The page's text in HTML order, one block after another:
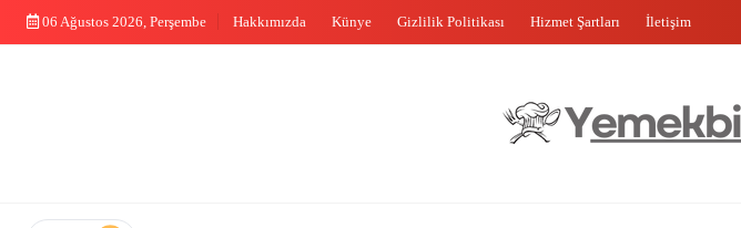
Skip
06 Ağustos 2026, Perşembe Hakkımızda Künye Gizlilik Politikası Hizmet Şartları İletişim